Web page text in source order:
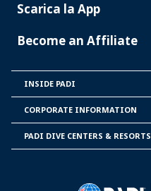
Scarica la App
Become an Affiliate
PADI
INSIDE PADI
INFORMATION
CORPORATE INFORMATION
PADI DIVE CENTERS & RESORTS